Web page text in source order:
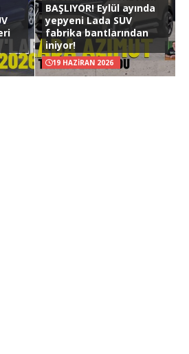
BAŞLIYOR! Eylül ayında
yepyeni Lada SUV
fabrika bantlarından
iniyor!
19 HAZIRAN 2026